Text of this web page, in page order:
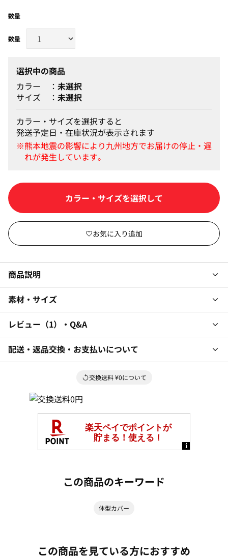
数量
選択中の商品
カラー
未選択
サイズ
未選択
カラー・サイズを選択すると
発送予定日・在庫状況が表示されます
カラー・サイズを選択して
商品説明
素材・サイズ
レビュー 1 ・Q&A
配送・返品交換・お支払いについて
交換送料 ¥0について
この商品のキーワード
体型カバー
この商品を見ている方におすすめ